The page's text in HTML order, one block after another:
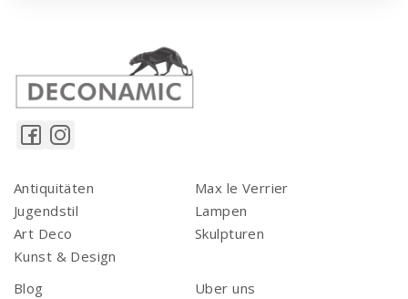
Antiquitäten
Jugendstil
Art Deco
Kunst & Design
Max le Verrier
Lampen
Skulpturen
Blog
Uber uns